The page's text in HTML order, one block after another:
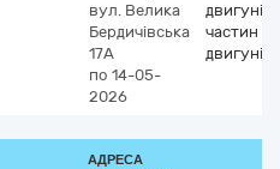
вул. Велика
Бердичівська
17А
по 14-05-
2026
двигунів і
частин
двигунів
АДРЕСА